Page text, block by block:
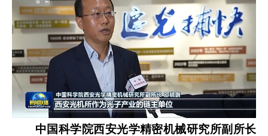
中国科学院西安光学精密机械研究所副所长